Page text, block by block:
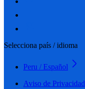
Selecciona país / idioma
Peru / Español
Aviso de Privacidad